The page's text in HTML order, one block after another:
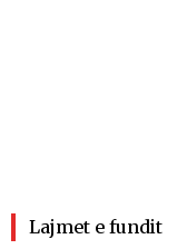
Lajmet e fundit